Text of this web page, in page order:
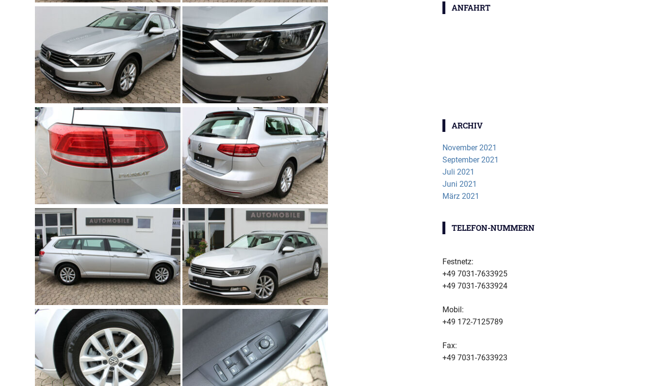
ANFAHRT
ARCHIV
November 2021
September 2021
Juli 2021
Juni 2021
März 2021
TELEFON-NUMMERN
Festnetz:
+49 7031-7633925
+49 7031-7633924
Mobil:
+49 172-7125789
Fax:
+49 7031-7633923